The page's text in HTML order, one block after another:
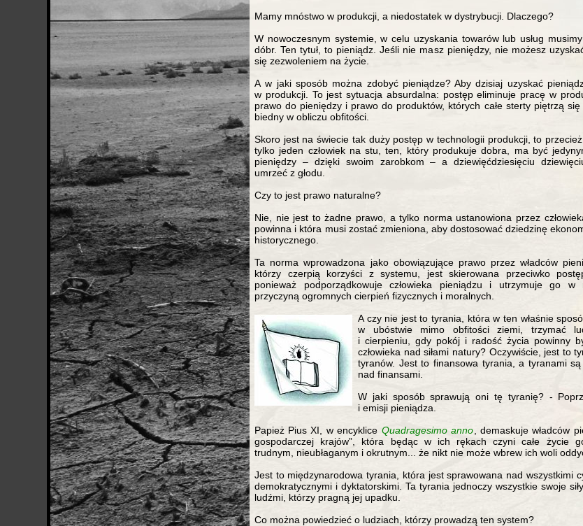
Mamy mnóstwo w produkcji, a niedostatek w dystrybucji. Dlaczego?
W nowoczesnym systemie, w celu uzyskania towarów lub usług
dóbr. Ten tytuł, to pieniądz. Jeśli nie masz pieniędzy, nie możesz
się zezwoleniem na życie.
A w jaki sposób można zdobyć pieniądze? Aby dzisiaj uzyskać
w produkcji. To jest sytuacja absurdalna: postęp eliminuje pracę w
prawo do pieniędzy i prawo do produktów, których całe sterty piętrzą
biedny w obliczu obfitości.
Skoro jest na świecie tak duży postęp w technologii produkcji, to
tylko jeden człowiek na stu, ten, który produkuje dobra, ma być
pieniędzy – dzięki swoim zarobkom – a dziewięćdziesięciu
umrzeć z głodu.
Czy to jest prawo naturalne?
Nie, nie jest to żadne prawo, a tylko norma ustanowiona przez
powinna i która musi zostać zmieniona, aby dostosować dziedzinę
historycznego.
Ta norma wprowadzona jako obowiązujące prawo przez władców
którzy czerpią korzyści z systemu, jest skierowana przeciwko
ponieważ podporządkowuje człowieka pieniądzu i utrzymuje go w
przyczyną ogromnych cierpień fizycznych i moralnych.
A czy nie jest to tyrania, która w ten właśnie
w ubóstwie mimo obfitości ziemi, trzymać
i cierpieniu, gdy pokój i radość życia powinny
człowieka nad siłami natury? Oczywiście, jest to
tyranów. Jest to finansowa tyrania, a tyranami
nad finansami.
W jaki sposób sprawują oni tę tyranię? -
i emisji pieniądza.
Papież Pius XI, w encyklice Quadragesimo anno , demaskuje władców
gospodarczej krajów”, która będąc w ich rękach czyni całe życie
trudnym, nieubłaganym i okrutnym... że nikt nie może wbrew ich woli
Jest to międzynarodowa tyrania, która jest sprawowana nad wszystkimi
demokratycznymi i dyktatorskimi. Ta tyrania jednoczy wszystkie swoje
ludźmi, którzy pragną jej upadku.
Co można powiedzieć o ludziach, którzy prowadzą ten system?